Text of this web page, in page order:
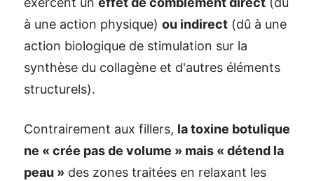
à une action physique) ou indirect (dû à une
action biologique de stimulation sur la
synthèse du collagène et d'autres éléments
structurels).
Contrairement aux fillers, la toxine botulique
ne « crée pas de volume » mais « détend la
peau » des zones traitées en relaxant les